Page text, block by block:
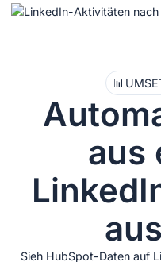
📊
aus
Sieh HubSpot-Daten auf